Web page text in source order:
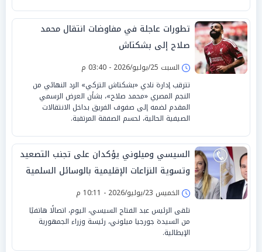
تطورات عاجلة في مفاوضات انتقال محمد
صلاح إلى بشكتاش
السبت 25/يوليو/2026 - 03:40 م
تترقب إدارة نادي «بشكتاش التركي» الرد النهائي من
النجم المصري «محمد صلاح»، بشأن العرض الرسمي
المقدم لضمه إلى صفوف الفريق بداخل الانتقالات
الصيفية الحالية، لحسم الصفقة المرتقبة.
السيسي وميلوني يؤكدان على تجنب التصعيد
وتسوية النزاعات الإقليمية بالوسائل السلمية
الخميس 23/يوليو/2026 - 10:11 م
تلقى الرئيس عبد الفتاح السيسي، اليوم، اتصالًا هاتفيًا
من السيدة جورجيا ميلوني، رئيسة وزراء الجمهورية
الإيطالية.